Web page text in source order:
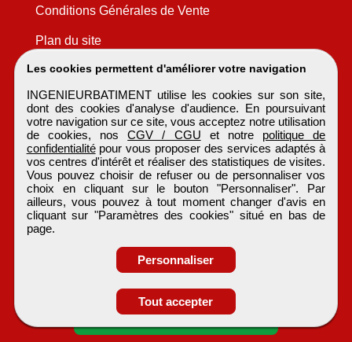
Obtenir ses
coordonnées
Les cookies permettent d'améliorer votre navigation
INGENIEURBATIMENT utilise les cookies sur son site,
dont des cookies d'analyse d'audience. En poursuivant
votre navigation sur ce site, vous acceptez notre utilisation
de cookies, nosCGV / CGU et notre politique de
confidentialitépour vous proposer des services adaptés à
vos centres d'intérêt et réaliser des statistiques de visites.
Vous pouvez choisir de refuser ou de personnaliser vos
choix en cliquant sur le bouton "Personnaliser". Par
ailleurs, vous pouvez à tout moment changer d'avis en
cliquant sur "Paramètres des cookies" situé en bas de
page.
Personnaliser
Tout accepter
Conditions Générales de Vente
Plan du site
INGENIEURBATIMENT
Tous droits réservés © 1999 - 2026